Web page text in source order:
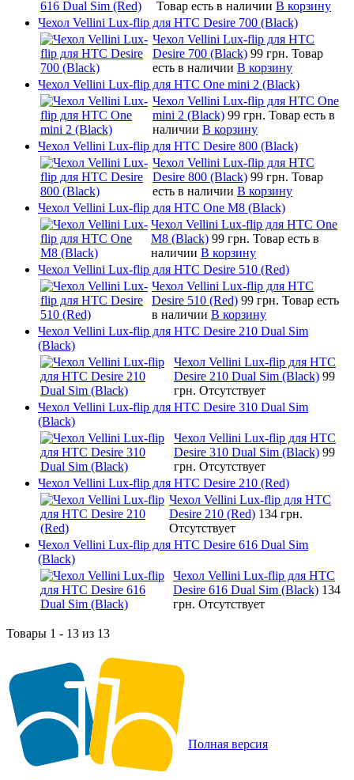
Товар есть в наличии В корзину
Чехол Vellini Lux-flip для HTC Desire 700 (Black)
Чехол Vellini Lux-flip для HTC
Desire 700 (Black) 99 грн. Товар
есть в наличии В корзину
Чехол Vellini Lux-flip для HTC One mini 2 (Black)
Чехол Vellini Lux-flip для HTC One
mini 2 (Black) 99 грн. Товар есть в
наличии В корзину
Чехол Vellini Lux-flip для HTC Desire 800 (Black)
Чехол Vellini Lux-flip для HTC
Desire 800 (Black) 99 грн. Товар
есть в наличии В корзину
Чехол Vellini Lux-flip для HTC One M8 (Black)
Чехол Vellini Lux-flip для HTC One
M8 (Black) 99 грн. Товар есть в
наличии В корзину
Чехол Vellini Lux-flip для HTC Desire 510 (Red)
Чехол Vellini Lux-flip для HTC
Desire 510 (Red) 99 грн. Товар есть
в наличии В корзину
Чехол Vellini Lux-flip для HTC Desire 210 Dual Sim
(Black)
Чехол Vellini Lux-flip для HTC
Desire 210 Dual Sim (Black) 99
грн. Отсутствует
Чехол Vellini Lux-flip для HTC Desire 310 Dual Sim
(Black)
Чехол Vellini Lux-flip для HTC
Desire 310 Dual Sim (Black) 99
грн. Отсутствует
Чехол Vellini Lux-flip для HTC Desire 210 (Red)
Чехол Vellini Lux-flip для HTC
Desire 210 (Red) 134 грн.
Отсутствует
Чехол Vellini Lux-flip для HTC Desire 616 Dual Sim
(Black)
Чехол Vellini Lux-flip для HTC
Desire 616 Dual Sim (Black) 134
грн. Отсутствует
Товары 1 - 13 из 13
Полная версия